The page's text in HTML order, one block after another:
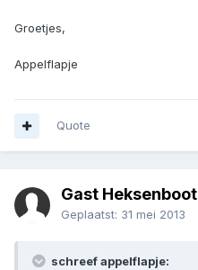
Groetjes,
Appelflapje
Quote
Gast Heksenboot
Geplaatst: 31 mei 2013
schreef appelflapje: